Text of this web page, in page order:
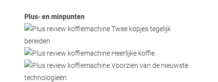
Plus- en minpunten
Twee kopjes tegelijk
bereiden
Heerlijke koffie
Voorzien van de nieuwste
technologieën